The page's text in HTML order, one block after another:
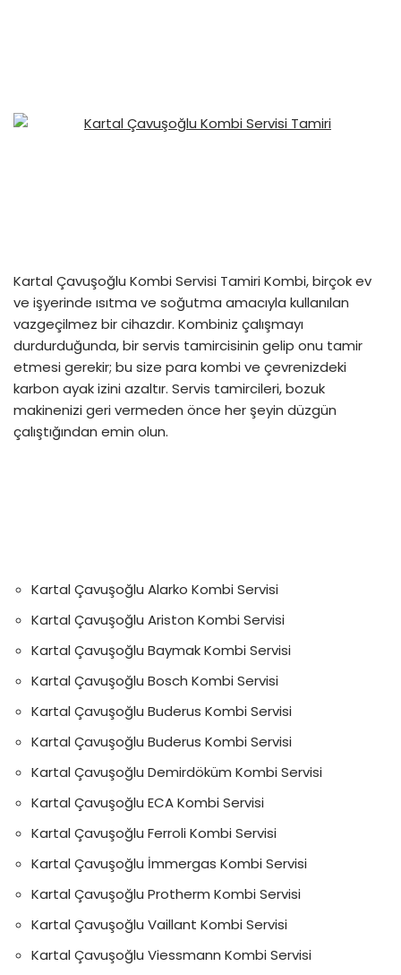
Kartal Çavuşoğlu Kombi Servisi Tamiri Kombi, birçok ev
ve işyerinde ısıtma ve soğutma amacıyla kullanılan
vazgeçilmez bir cihazdır. Kombiniz çalışmayı
durdurduğunda, bir servis tamircisinin gelip onu tamir
etmesi gerekir; bu size para kombi ve çevrenizdeki
karbon ayak izini azaltır. Servis tamircileri, bozuk
makinenizi geri vermeden önce her şeyin düzgün
çalıştığından emin olun.
Kartal Çavuşoğlu Alarko Kombi Servisi
Kartal Çavuşoğlu Ariston Kombi Servisi
Kartal Çavuşoğlu Baymak Kombi Servisi
Kartal Çavuşoğlu Bosch Kombi Servisi
Kartal Çavuşoğlu Buderus Kombi Servisi
Kartal Çavuşoğlu Buderus Kombi Servisi
Kartal Çavuşoğlu Demirdöküm Kombi Servisi
Kartal Çavuşoğlu ECA Kombi Servisi
Kartal Çavuşoğlu Ferroli Kombi Servisi
Kartal Çavuşoğlu İmmergas Kombi Servisi
Kartal Çavuşoğlu Protherm Kombi Servisi
Kartal Çavuşoğlu Vaillant Kombi Servisi
Kartal Çavuşoğlu Viessmann Kombi Servisi